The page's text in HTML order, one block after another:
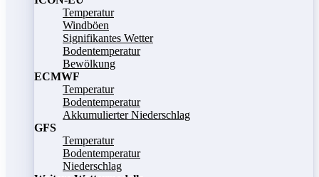
Temperatur
Windböen
Signifikantes Wetter
Bodentemperatur
Bewölkung
ECMWF
Temperatur
Bodentemperatur
Akkumulierter Niederschlag
GFS
Temperatur
Bodentemperatur
Niederschlag